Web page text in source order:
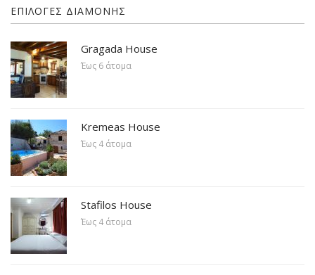
ΕΠΙΛΟΓΕΣ ΔΙΑΜΟΝΗΣ
Gragada House
Έως 6 άτομα
Kremeas House
Έως 4 άτομα
Stafilos House
Έως 4 άτομα